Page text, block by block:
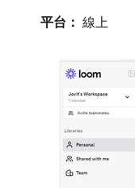
平台： 線上